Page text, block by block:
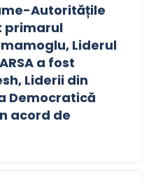
Autoritățile
primarul
Liderul
a fost
Liderii din
Democratică
acord de